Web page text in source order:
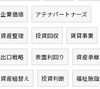
企業価値 アテナパートナーズ
資産整理 投資回収 賃貸事業
出口戦略 表面利回り 資産承継
資産組替え 投資判断 福祉施設